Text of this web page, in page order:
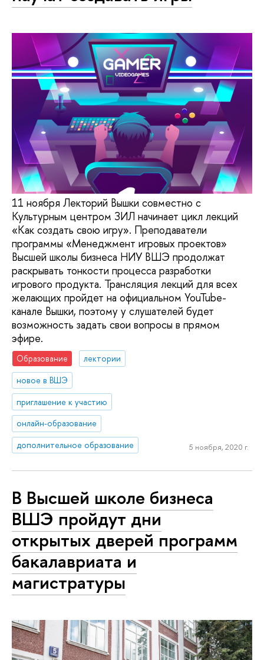
11 ноября Лекторий Вышки совместно с
Культурным центром ЗИЛ начинает цикл лекций
«Как создать свою игру». Преподаватели
программы «Менеджмент игровых проектов»
Высшей школы бизнеса НИУ ВШЭ продолжат
раскрывать тонкости процесса разработки
игрового продукта. Трансляция лекций для всех
желающих пройдет на официальном YouTube-
канале Вышки, поэтому у слушателей будет
возможность задать свои вопросы в прямом
эфире.
Образование
лектории
новое в ВШЭ
приглашение к участию
онлайн-образование
дополнительное образование
5 ноября, 2020 г.
В Высшей школе бизнеса
ВШЭ пройдут дни
открытых дверей программ
бакалавриата и
магистратуры